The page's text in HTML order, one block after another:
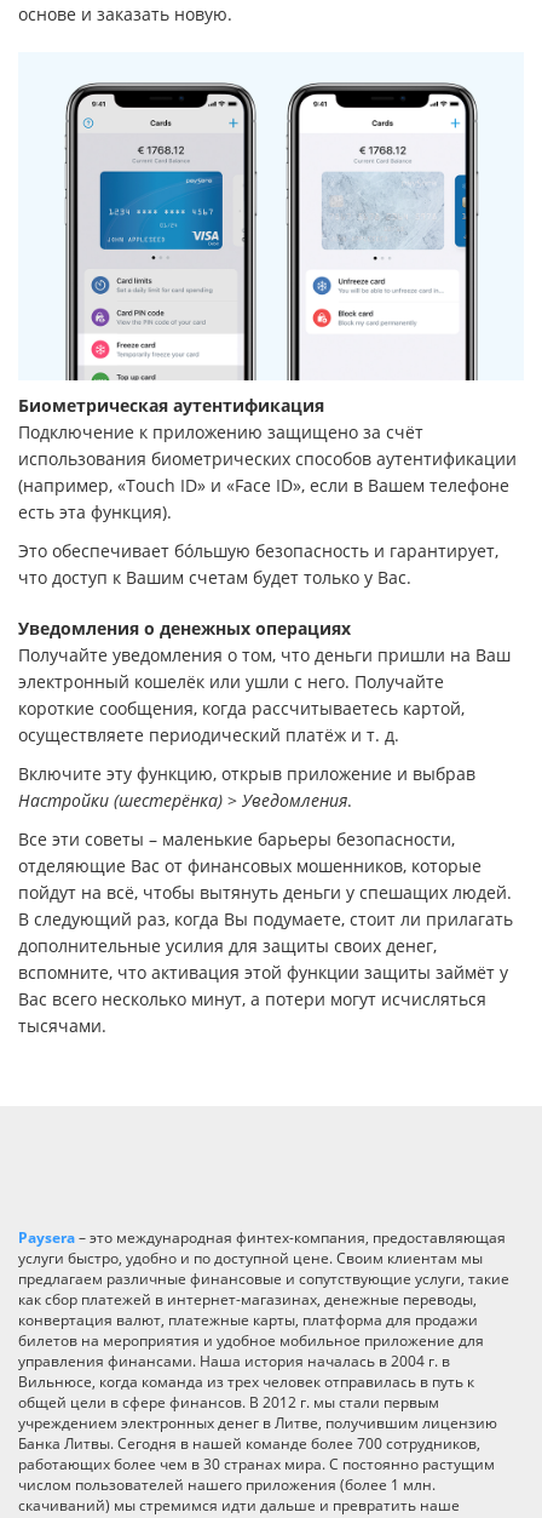
основе и заказать новую.
Биометрическая аутентификация
Подключение к приложению защищено за счёт
использования биометрических способов аутентификации
(например, «Touch ID» и «Face ID», если в Вашем телефоне
есть эта функция).
Это обеспечивает бóльшую безопасность и гарантирует,
что доступ к Вашим счетам будет только у Вас.
Уведомления о денежных операциях
Получайте уведомления о том, что деньги пришли на Ваш
электронный кошелёк или ушли с него. Получайте
короткие сообщения, когда рассчитываетесь картой,
осуществляете периодический платёж и т. д.
Включите эту функцию, открыв приложение и выбрав
Настройки (шестерёнка) > Уведомления.
Все эти советы – маленькие барьеры безопасности,
отделяющие Вас от финансовых мошенников, которые
пойдут на всё, чтобы вытянуть деньги у спешащих людей.
В следующий раз, когда Вы подумаете, стоит ли прилагать
дополнительные усилия для защиты своих денег,
вспомните, что активация этой функции защиты займёт у
Вас всего несколько минут, а потери могут исчисляться
тысячами.
Paysera– это международная финтех-компания, предоставляющая
услуги быстро, удобно и по доступной цене. Своим клиентам мы
предлагаем различные финансовые и сопутствующие услуги, такие
как сбор платежей в интернет-магазинах, денежные переводы,
конвертация валют, платежные карты, платформа для продажи
билетов на мероприятия и удобное мобильное приложение для
управления финансами. Наша история началась в 2004 г. в
Вильнюсе, когда команда из трех человек отправилась в путь к
общей цели в сфере финансов. В 2012 г. мы стали первым
учреждением электронных денег в Литве, получившим лицензию
Банка Литвы. Сегодня в нашей команде более 700 сотрудников,
работающих более чем в 30 странах мира. С постоянно растущим
числом пользователей нашего приложения (более 1 млн.
скачиваний) мы стремимся идти дальше и превратить наше